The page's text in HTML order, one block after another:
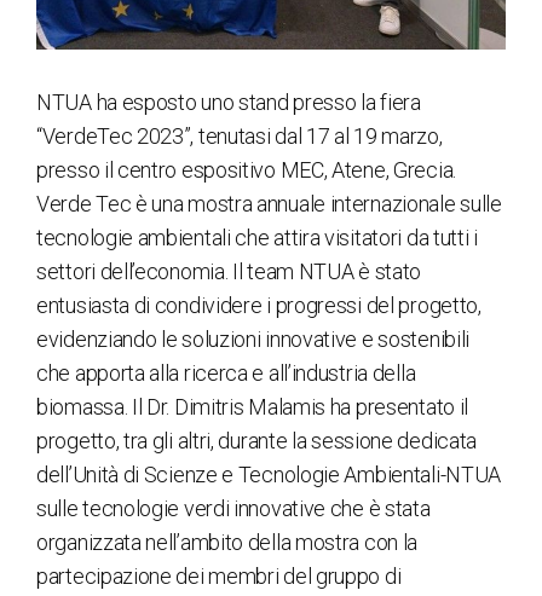
NTUA ha esposto uno stand presso la fiera
“VerdeTec 2023”, tenutasi dal 17 al 19 marzo,
presso il centro espositivo MEC, Atene, Grecia.
Verde Tec è una mostra annuale internazionale sulle
tecnologie ambientali che attira visitatori da tutti i
settori dell’economia. Il team NTUA è stato
entusiasta di condividere i progressi del progetto,
evidenziando le soluzioni innovative e sostenibili
che apporta alla ricerca e all’industria della
biomassa. Il Dr. Dimitris Malamis ha presentato il
progetto, tra gli altri, durante la sessione dedicata
dell’Unità di Scienze e Tecnologie Ambientali-NTUA
sulle tecnologie verdi innovative che è stata
organizzata nell’ambito della mostra con la
partecipazione dei membri del gruppo di